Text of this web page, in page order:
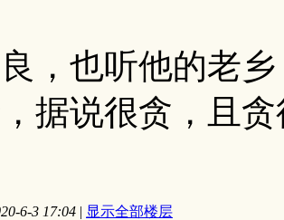
，也听他的老
据说很贪，且
6-3 17:04 | 显示全部楼层